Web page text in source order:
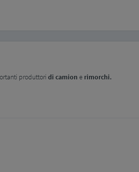
produttori di camion e rimorchi.